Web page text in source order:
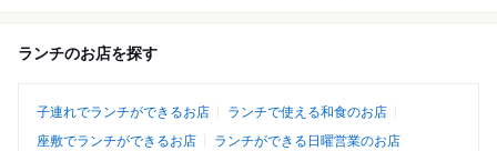
ランチのお店を探す
子連れでランチができるお店
ランチで使える和食のお店
座敷でランチができるお店
ランチができる日曜営業のお店